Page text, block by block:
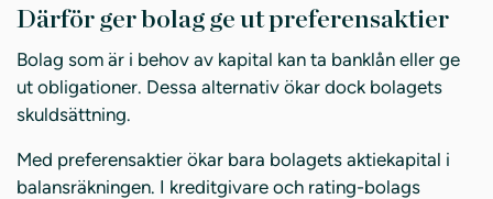
Därför ger bolag ge ut preferensaktier
Bolag som är i behov av kapital kan ta banklån eller ge
ut obligationer. Dessa alternativ ökar dock bolagets
skuldsättning.
Med preferensaktier ökar bara bolagets aktiekapital i
balansräkningen. I kreditgivare och rating-bolags